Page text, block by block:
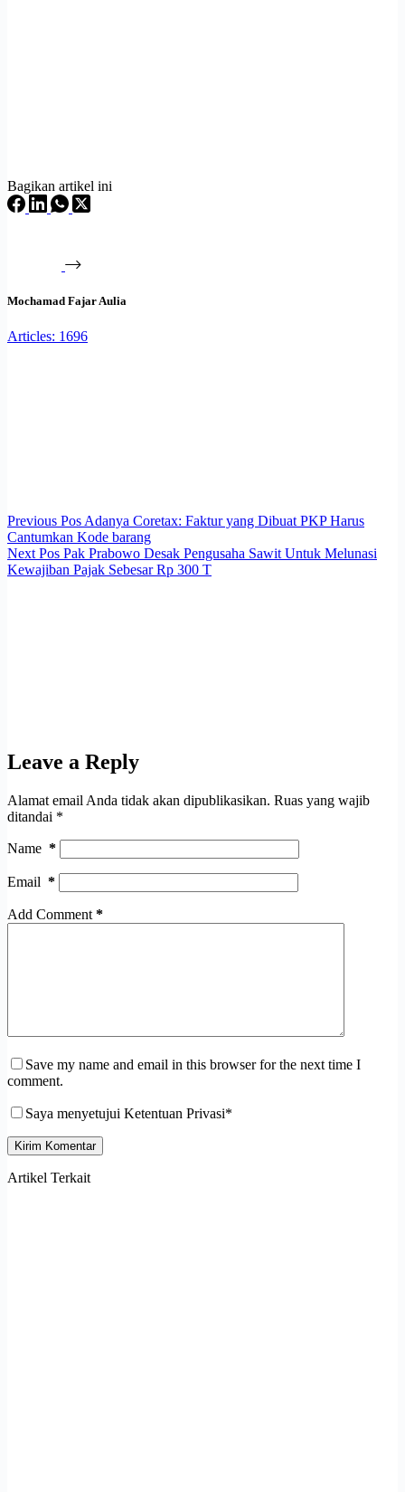
Bagikan artikel ini
Mochamad Fajar Aulia
Articles: 1696
Previous PosAdanya Coretax: Faktur yang Dibuat PKP Harus
Cantumkan Kode barang
NextPos Pak Prabowo Desak Pengusaha Sawit Untuk Melunasi
Kewajiban Pajak Sebesar Rp 300 T
Leave a Reply
Alamat email Anda tidak akan dipublikasikan. Ruas yang wajib
ditandai *
Name *
Email *
Add Comment *
Save my name and email in this browser for the next time I
comment.
Saya menyetujui Ketentuan Privasi*
Kirim Komentar
Artikel Terkait